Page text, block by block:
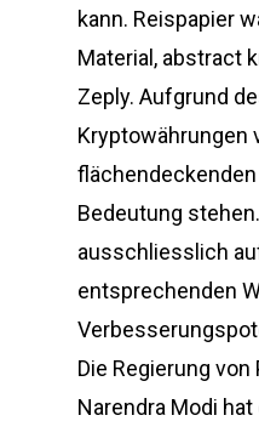
kann. Reispapier
Material, abstract
Zeply. Aufgrund
Kryptowährungen
flächendeckenden
Bedeutung
ausschliesslich
entsprechenden
Die Regierung
Narendra Modi